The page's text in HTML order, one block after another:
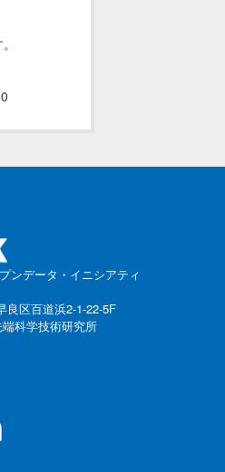
0
ンデータ・イニシアティ
良区百道浜2-1-22-5F
科学技術研究所